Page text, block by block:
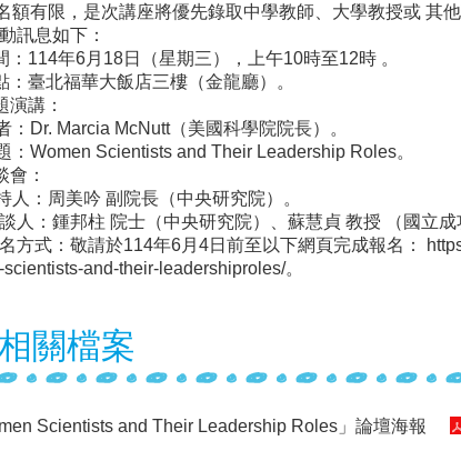
額有限，是次講座將優先錄取中學教師、大學教授或 其
訊息如下：
：114年6月18日（星期三），上午10時至12時 。
：臺北福華大飯店三樓（金龍廳）。
演講：
：Dr. Marcia McNutt（美國科學院院長）。
：Women Scientists and Their Leadership Roles。
會：
人：周美吟 副院長（中央研究院）。
人：鍾邦柱 院士（中央研究院）、蘇慧貞 教授 （國立
方式：敬請於114年6月4日前至以下網頁完成報名：
and-their-leadershiproles/。
關檔案
Scientists and Their Leadership Roles」論壇海報